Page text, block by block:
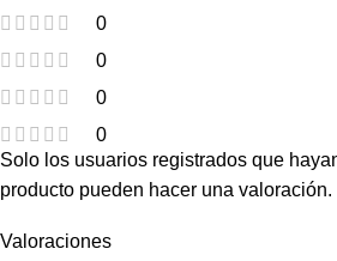
0
0
0
0
Valoraciones
Solo los usuarios registrados que
producto pueden hacer una valoración.